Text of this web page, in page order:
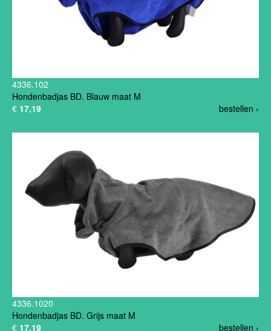
4336.102
Hondenbadjas BD. Blauw maat M
bestellen ›
€ 17,19
4336.1020
Hondenbadjas BD. Grijs maat M
bestellen ›
€ 17,19